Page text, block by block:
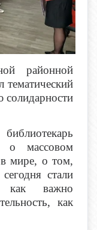
районной
тематический
о массовом
в мире, о том,
стали
как важно
как